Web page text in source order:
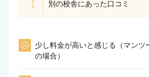
別の校舎にあった口コミ
少し料金が高いと感じる（マンツ
の場合）